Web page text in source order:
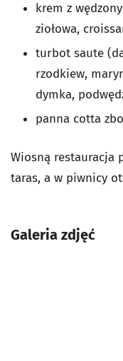
krem z
ziołowa,
turbot saute
rzodkiew,
dymka,
panna cotta
Wiosną restauracja
taras, a w piwnicy
Galeria zdjęć